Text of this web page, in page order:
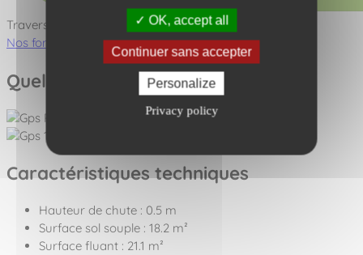
OK, accept all
Continuer sans accepter
Personalize
Privacy policy
Traverser
Nos fonctions ludiques
Quelques photos
Caractéristiques techniques
Hauteur de chute : 0.5 m
Surface sol souple : 18.2 m²
Surface fluant : 21.1 m²